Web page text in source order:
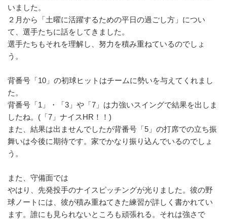
いました。
２月から「土曜に活躍するための平日の過ごし方」につい
て、 選手たちに話をしてきました。
選手たちもそれを理解し、努力を積み重ねているのでしょ
う。
背番号「10」の初球ヒットはチームに勢いを与えてくれまし
た。
背番号「1」・「3」や「7」 は力強いスイングで結果を出しま
したね。(「7」ナイスHR！！ )
また、結果は出ませんでしたが背番号「5」 の打席での立ち振
舞いは今後に期待です。 家でかなり振り込んでいるのでしょ
う。
また、守備面では
やはり、先発投手のナイスピッチングが光りました。 彼の野
球ノートには、 彼が積み重ねてきた練習が詳しく書かれてい
ます。 誰にも見られないところも頑張れる。それは強さで